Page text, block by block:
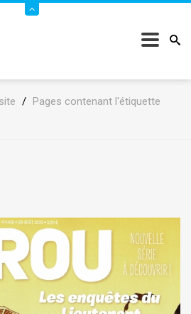
/ Pages contenant l'étiquette